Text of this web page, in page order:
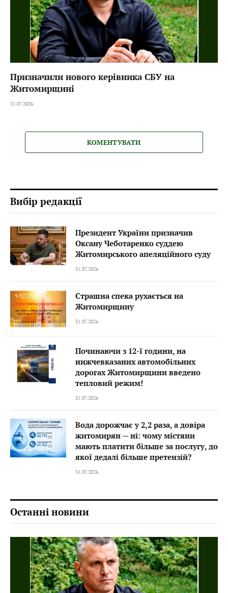
Призначили нового керівника СБУ на
Житомирщині
31.07.2026
КОМЕНТУВАТИ
Вибір редакції
Президент України призначив
Оксану Чеботаренко суддею
Житомирського апеляційного суду
31.07.2026
Страшна спека рухається на
Житомирщину
31.07.2026
Починаючи з 12-ї години, на
нижчевказаних автомобільних
дорогах Житомирщини введено
тепловий режим!
31.07.2026
Вода дорожчає у 2,2 раза, а довіра
житомирян — ні: чому містяни
мають платити більше за послугу, до
якої дедалі більше претензій?
31.07.2026
Останні новини